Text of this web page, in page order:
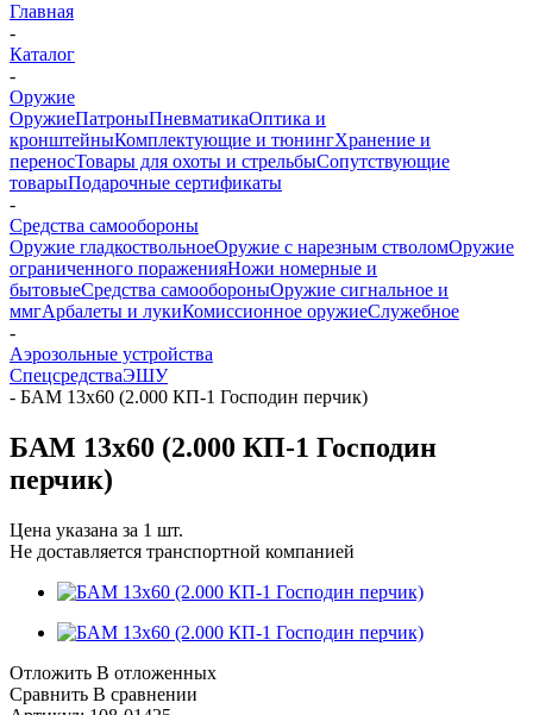
Главная
-
Каталог
-
Оружие
ОружиеПатроныПневматикаОптика и
кронштейныКомплектующие и тюнингХранение и
переносТовары для охоты и стрельбыСопутствующие
товарыПодарочные сертификаты
-
Средства самообороны
Оружие гладкоствольноеОружие с нарезным стволомОружие
ограниченного пораженияНожи номерные и
бытовыеСредства самообороныОружие сигнальное и
ммгАрбалеты и лукиКомиссионное оружиеСлужебное
-
Аэрозольные устройства
СпецсредстваЭШУ
- БАМ 13х60 (2.000 КП-1 Господин перчик)
БАМ 13х60 (2.000 КП-1 Господин
перчик)
Цена указана за 1 шт.
Не доставляется транспортной компанией
Отложить В отложенных
Сравнить В сравнении